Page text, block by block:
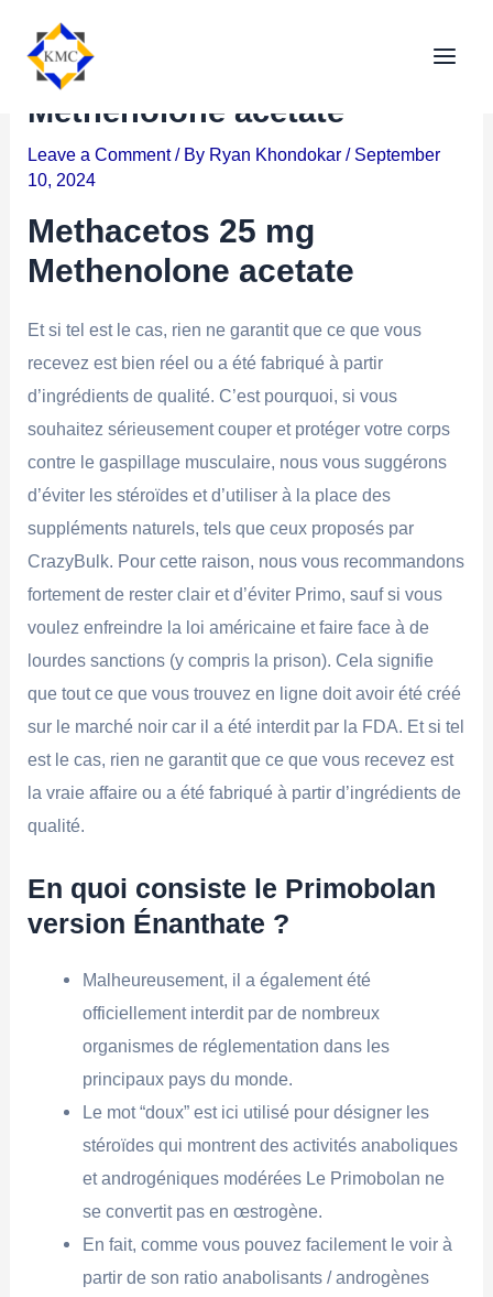
Methacetos 25 mg
Methenolone acetate
Leave a Comment / By Ryan Khondokar/ September
10, 2024
Methacetos 25 mg
Methenolone acetate
Et si tel est le cas, rien ne garantit que ce que vous
recevez est bien réel ou a été fabriqué à partir
d’ingrédients de qualité. C’est pourquoi, si vous
souhaitez sérieusement couper et protéger votre corps
contre le gaspillage musculaire, nous vous suggérons
d’éviter les stéroïdes et d’utiliser à la place des
suppléments naturels, tels que ceux proposés par
CrazyBulk. Pour cette raison, nous vous recommandons
fortement de rester clair et d’éviter Primo, sauf si vous
voulez enfreindre la loi américaine et faire face à de
lourdes sanctions (y compris la prison). Cela signifie
que tout ce que vous trouvez en ligne doit avoir été créé
sur le marché noir car il a été interdit par la FDA. Et si tel
est le cas, rien ne garantit que ce que vous recevez est
la vraie affaire ou a été fabriqué à partir d’ingrédients de
qualité.
En quoi consiste le Primobolan
version Énanthate ?
Malheureusement, il a également été
officiellement interdit par de nombreux
organismes de réglementation dans les
principaux pays du monde.
Le mot “doux” est ici utilisé pour désigner les
stéroïdes qui montrent des activités anaboliques
et androgéniques modérées Le Primobolan ne
se convertit pas en œstrogène.
En fait, comme vous pouvez facilement le voir à
partir de son ratio anabolisants / androgènes